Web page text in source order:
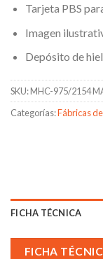
Tarjeta PBS
Imagen
Depósito de
SKU:MHC-975/2154
Categorías:Fábricas
FICHA TÉCNICA
FICHA